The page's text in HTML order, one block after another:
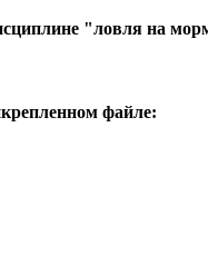
"ловля на
файле: